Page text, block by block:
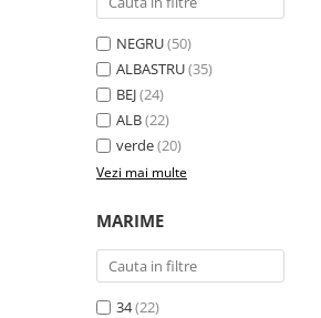
NEGRU(50)
ALBASTRU(35)
BEJ(24)
ALB(22)
verde(20)
Vezi mai multe
MARIME
34(22)